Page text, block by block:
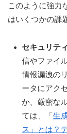
このように強力
はいくつかの課
セキュリテ
信やファイ
情報漏洩の
ータにアク
か、厳密な
ては、「生
ス」とは？